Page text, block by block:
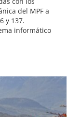
del MPF a
y 137.
informático